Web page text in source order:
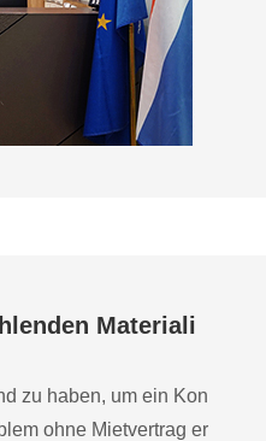
Materiali
zu haben, um ein Kon
ohne Mietvertrag er